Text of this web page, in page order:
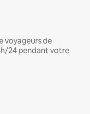
voyageurs de
24 pendant votre